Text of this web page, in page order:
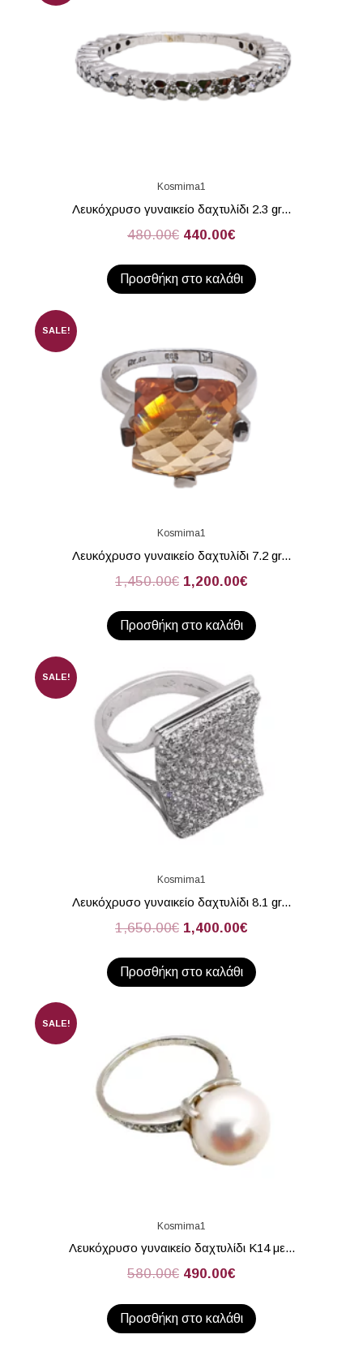
Kosmima1
Λευκόχρυσο γυναικείο δαχτυλίδι 2.3 gr...
480.00€ 440.00€
Προσθήκη στο καλάθι
SALE!
Kosmima1
Λευκόχρυσο γυναικείο δαχτυλίδι 7.2 gr...
1,450.00€ 1,200.00€
Προσθήκη στο καλάθι
SALE!
Kosmima1
Λευκόχρυσο γυναικείο δαχτυλίδι 8.1 gr...
1,650.00€ 1,400.00€
Προσθήκη στο καλάθι
SALE!
Kosmima1
Λευκόχρυσο γυναικείο δαχτυλίδι Κ14 με...
580.00€ 490.00€
Προσθήκη στο καλάθι